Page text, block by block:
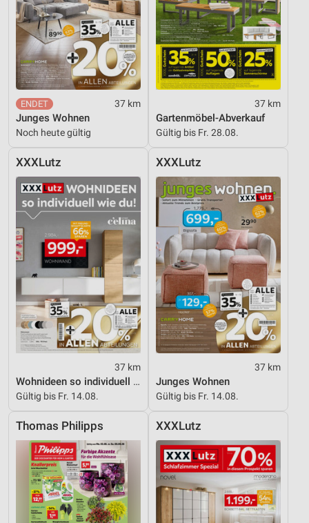
37 km
Junges Wohnen
Noch heute gültig
37 km
Gartenmöbel-Abverkauf
Gültig bis Fr. 28.08.
XXXLutz
37 km
Wohnideen so individuell wie du!
Gültig bis Fr. 14.08.
XXXLutz
37 km
Junges Wohnen
Gültig bis Fr. 14.08.
Thomas Philipps XXXLutz